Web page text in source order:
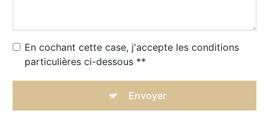
En cochant cette case, j'accepte les conditions
particulières ci-dessous **
Envoyer